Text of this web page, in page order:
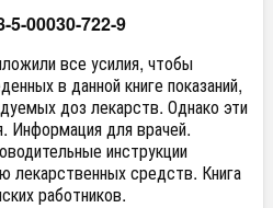
5-00030-722-9
все усилия, чтобы
в данной книге показаний,
доз лекарств. Однако эти
Информация для врачей.
инструкции
лекарственных средств. Книга
работников.